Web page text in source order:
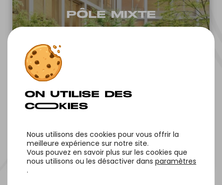
PÔLE MIXTE
DES BRETONS
Tous nos projets Projet suivant
Nous utilisons des cookies pour vous offrir la
meilleure expérience sur notre site.
Vous pouvez en savoir plus sur les cookies que
nous utilisons ou les désactiver dans paramètres
.